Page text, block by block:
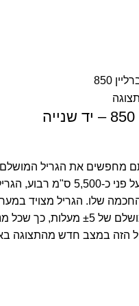
הכפולים מבטיחים